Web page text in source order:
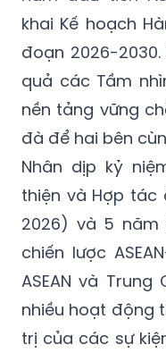
khai Kế hoạch
đoạn 2026-
quả các Tầm
nền tảng vững
đà để hai bên
Nhân dịp kỷ
thiện và Hợp tác
2026) và 5
chiến lược
ASEAN và
nhiều hoạt động
trị của các sự